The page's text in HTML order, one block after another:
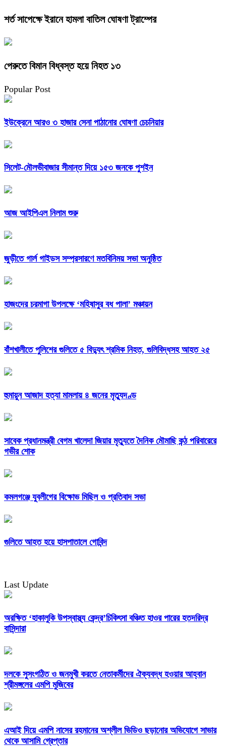
শর্ত সাপেক্ষে ইরানে হামলা বাতিল ঘোষণা ট্রাম্পের
পেরুতে বিমান বিধ্বস্ত হয়ে নিহত ১৩
Popular Post
ইউক্রেনে আরও ৩ হাজার সেনা পাঠানোর ঘোষণা চেচনিয়ার
সিলেট-মৌলভীবাজার সীমান্ত দিয়ে ১৫৩ জনকে পুশইন
আজ আইপিএল নিলাম শুরু
জুড়ীতে গার্ল গাইডস সম্প্রসারণে মতবিনিময় সভা অনুষ্ঠিত
হাজংদের চরমাগা উপলক্ষে ‘মহিষাসুর বধ পালা’ মঞ্চায়ন
বাঁশখালীতে পুলিশের গুলিতে ৫ বিদ্যুৎ শ্রমিক নিহত, গুলিবিদ্ধসহ আহত ২৫
হুমায়ুন আজাদ হত্যা মামলায় ৪ জনের মৃত্যুদণ্ড
সাবেক প্রধানমন্ত্রী বেগম খালেদা জিয়ার মৃত্যুতে দৈনিক মৌমাছি কন্ঠ পরিবারেরে
গভীর শোক
কমলগঞ্জে যুবলীগের বিক্ষোভ মিছিল ও প্রতিবাদ সভা
গুলিতে আহত হয়ে হাসপাতালে গোবিন্দ
Last Update
অরক্ষিত ‘হাকালুকি উপস্বাস্থ্য কেন্দ্র’চিকিৎসা বঞ্চিত হাওর পারের হতদরিদ্র
বাসিন্দারা
দলকে সুসংগঠিত ও জনমুখী করতে নেতাকর্মীদের ঐক্যবদ্ধ হওয়ার আহ্বান
শ্রীমঙ্গলের এমপি মুজিবের
এআই দিয়ে এমপি নাসের রহমানের অশ্লীল ভিডিও ছড়ানোর অভিযোগে সাভার
থেকে আসামি গ্রেপ্তার